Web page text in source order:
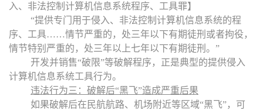
入、非法控制计算机信息系统程序、工具罪】
“提供专门用于侵入、非法控制计算机信息系统的程
序、工具……情节严重的，处三年以下有期徒刑或者拘役，
情节特别严重的，处三年以上七年以下有期徒刑。 ”
开发并销售“破限”等破解程序，正是典型的提供侵入
计算机信息系统工具行为。
违法行为三：破解后“黑飞”造成严重后果
如果破解后在民航航路、机场附近等区域“黑飞”，可